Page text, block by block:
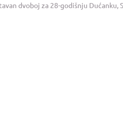
dvoboj za 28-godišnju Dućanku,